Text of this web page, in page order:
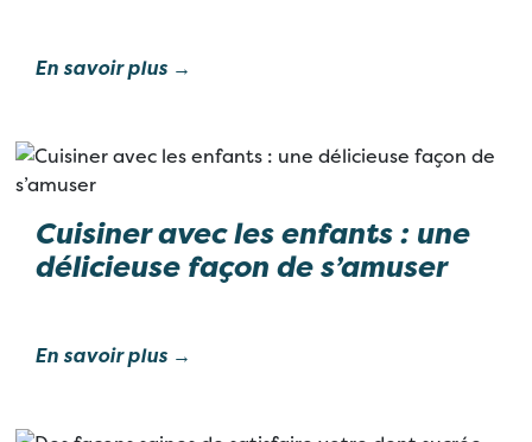
En savoir plus →
Cuisiner avec les enfants : une
délicieuse façon de s’amuser
En savoir plus →